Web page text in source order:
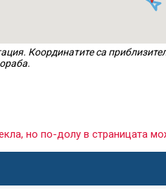
Координатите са
но по-долу в страницата